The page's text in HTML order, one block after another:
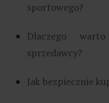
sportowego?
Dlaczego
sprzedawcy?
Jak bezpiecznie